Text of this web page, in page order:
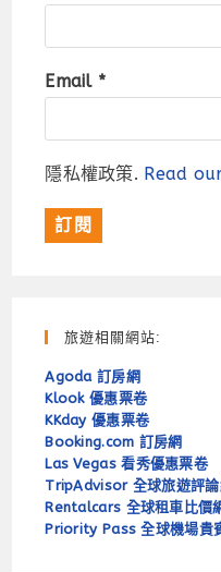
Email *
隱私權政策. Read
旅遊相關網站:
Agoda 訂房網
Klook 優惠票卷
KKday 優惠票卷
Booking.com 訂房網
Las Vegas 看秀優惠票卷
TripAdvisor 全球旅遊評
Rentalcars 全球租車比價
Priority Pass 全球機場貴